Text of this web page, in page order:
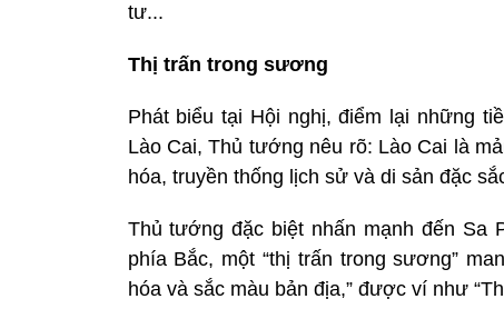
tư...
Thị trấn trong sương
Phát biểu tại Hội nghị, điểm lại những
Lào Cai, Thủ tướng nêu rõ: Lào Cai là
hóa, truyền thống lịch sử và di sản đặc
Thủ tướng đặc biệt nhấn mạnh đến Sa
phía Bắc, một “thị trấn trong sương”
hóa và sắc màu bản địa,” được ví như